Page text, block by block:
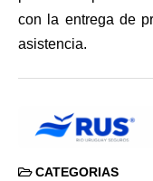
con la entrega de
asistencia.
CATEGORIAS